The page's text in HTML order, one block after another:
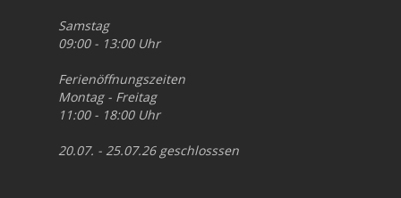
Samstag
09:00 - 13:00 Uhr
Ferienöffnungszeiten
Montag - Freitag
11:00 - 18:00 Uhr
20.07. - 25.07.26 geschlosssen